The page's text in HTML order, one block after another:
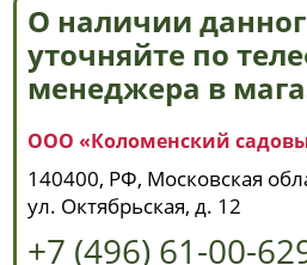
О наличии
уточняйте по
менеджера в
ООО «Коломенский
140400, РФ, Московская
ул. Октябрьская, д. 12
+7 (496) 61-00-